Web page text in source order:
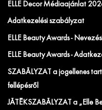
ELLE Decor Médiaajánlat
Adatkezelési szabályzat
ELLE Beauty Awards -
ELLE Beauty Awards -
SZABÁLYZAT a jogellenes
fellépésről
JÁTÉKSZABÁLYZAT a „Elle